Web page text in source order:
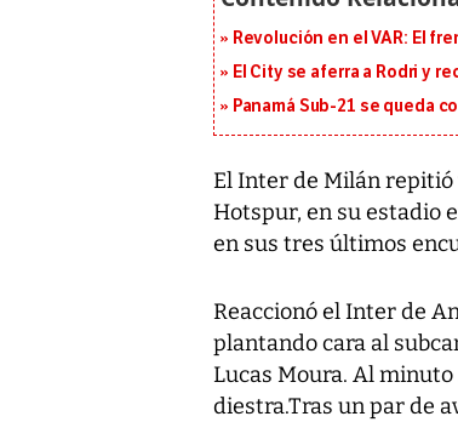
Revolución en el VAR: El
El City se aferra a Rodri y
Panamá Sub-21 se queda
El Inter de Milán
Hotspur, en su estadio
en sus tres últimos
Reaccionó el Inter de
plantando cara al
Lucas Moura. Al
diestra.Tras un par de